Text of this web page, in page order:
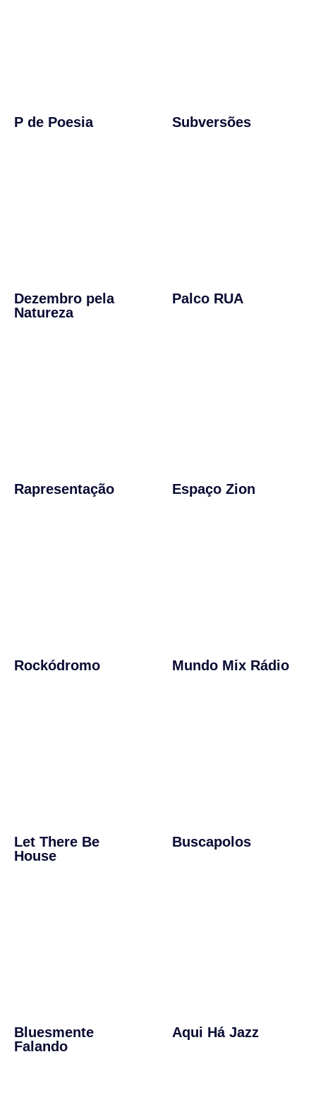
P de Poesia Subversões
Dezembro pela
Natureza
Palco RUA
Rapresentação Espaço Zion
Rockódromo Mundo Mix Rádio
Let There Be
House
Buscapolos
Bluesmente
Falando
Aqui Há Jazz